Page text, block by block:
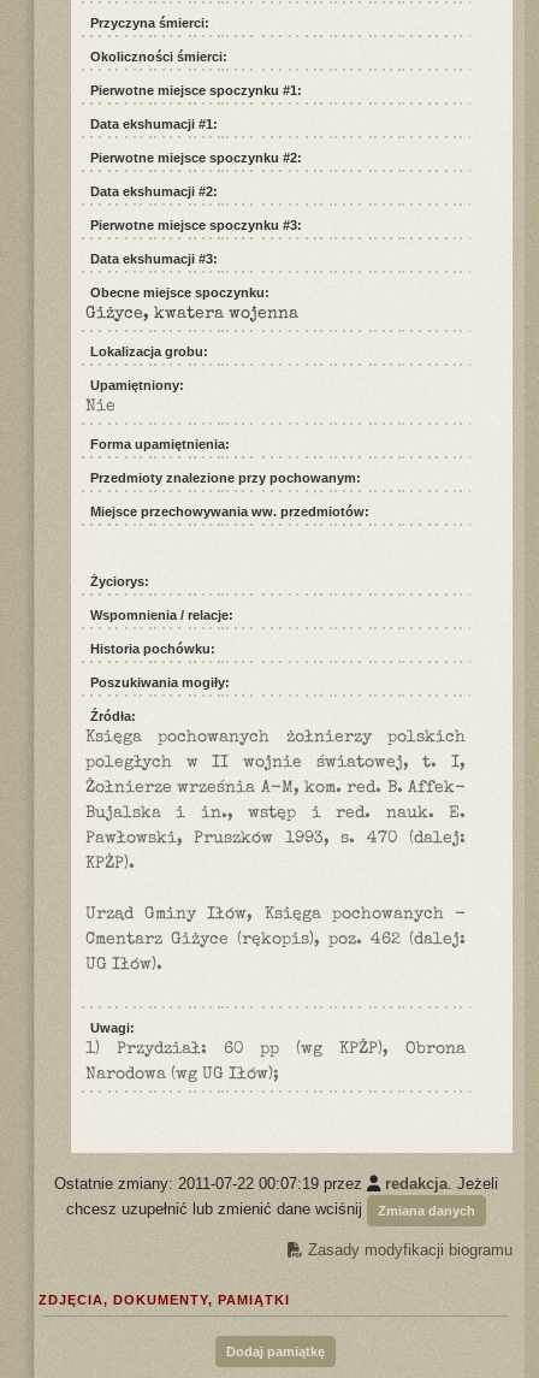
Przyczyna śmierci:
Okoliczności śmierci:
Pierwotne miejsce spoczynku #1:
Data ekshumacji #1:
Pierwotne miejsce spoczynku #2:
Data ekshumacji #2:
Pierwotne miejsce spoczynku #3:
Data ekshumacji #3:
Obecne miejsce spoczynku:
Giżyce, kwatera wojenna
Lokalizacja grobu:
Upamiętniony:
Nie
Forma upamiętnienia:
Przedmioty znalezione przy pochowanym:
Miejsce przechowywania ww. przedmiotów:
Życiorys:
Wspomnienia / relacje:
Historia pochówku:
Poszukiwania mogiły:
Źródła:
Księga pochowanych żołnierzy polskich
poległych w II wojnie światowej, t. I,
Żołnierze września A-M, kom. red. B. Affek-
Bujalska i in., wstęp i red. nauk. E.
Pawłowski, Pruszków 1993, s. 470 (dalej:
KPŻP).
Urząd Gminy Iłów, Księga pochowanych -
Cmentarz Giżyce (rękopis), poz. 462 (dalej:
UG Iłów).
Uwagi:
1) Przydział: 60 pp (wg KPŻP), Obrona
Narodowa (wg UG Iłów);
Ostatnie zmiany: 2011-07-22 00:07:19 przez redakcja. Jeżeli
chcesz uzupełnić lub zmienić dane wciśnij
Zmiana danych
Zasady modyfikacji biogramu
ZDJĘCIA, DOKUMENTY, PAMIĄTKI
Dodaj pamiątkę